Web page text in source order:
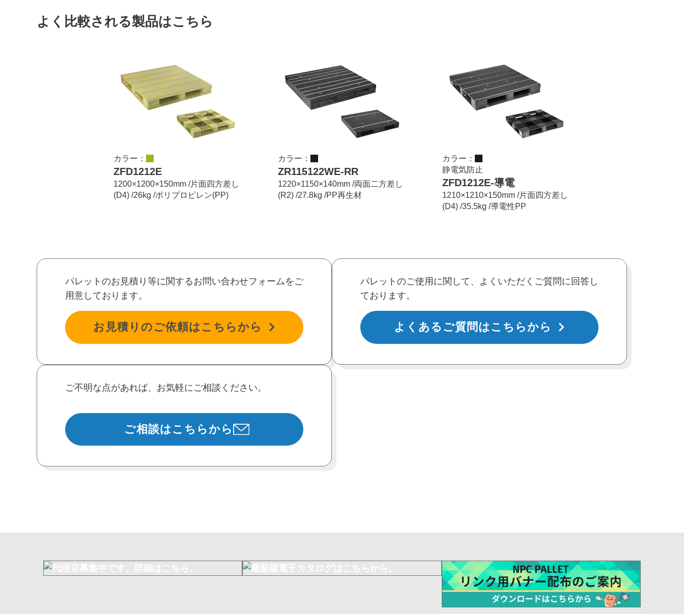
よく比較される製品はこちら
カラー：
ZFD1212E
1200×1200×150mm /片面四方差し
(D4) /26kg /ポリプロピレン(PP)
カラー：
ZR115122WE-RR
1220×1150×140mm /両面二方差し
(R2) /27.8kg /PP再生材
カラー：
静電気防止
ZFD1212E-導電
1210×1210×150mm /片面四方差し
(D4) /35.5kg /導電性PP
パレットのお見積り等に関するお問い合わせフォームをご
用意しております。
お見積りのご依頼はこちらから
パレットのご使用に関して、よくいただくご質問に回答し
ております。
よくあるご質問はこちらから
ご不明な点があれば、お気軽にご相談ください。
ご相談はこちらから